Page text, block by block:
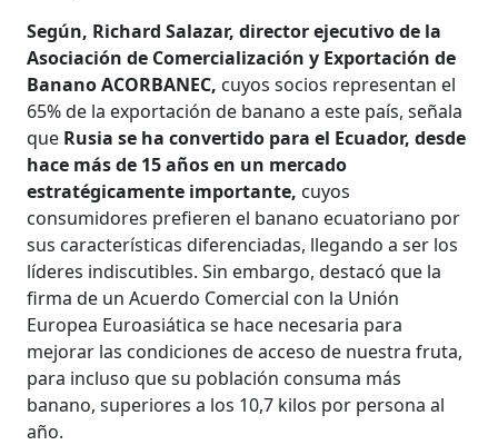
Según, Richard Salazar, director ejecutivo de la
Asociación de Comercialización y Exportación de
Banano ACORBANEC, cuyos socios representan el
65% de la exportación de banano a este país, señala
que Rusia se ha convertido para el Ecuador, desde
hace más de 15 años en un mercado
estratégicamente importante, cuyos
consumidores prefieren el banano ecuatoriano por
sus características diferenciadas, llegando a ser los
líderes indiscutibles. Sin embargo, destacó que la
firma de un Acuerdo Comercial con la Unión
Europea Euroasiática se hace necesaria para
mejorar las condiciones de acceso de nuestra fruta,
para incluso que su población consuma más
banano, superiores a los 10,7 kilos por persona al
año.